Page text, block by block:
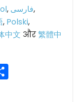
, فارسی,
, Polski,
中文 और繁體中